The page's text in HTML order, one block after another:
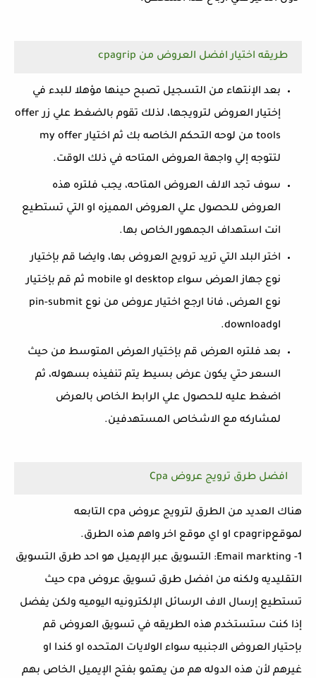
طريقه اختيار افضل العروض من cpagrip
بعد الإنتهاء من التسجيل تصبح حينها مؤهلا للبدء في
إختيار العروض لترويجها، لذلك تقوم بالضغط علي زر offer
tools من لوحه التحكم الخاصه بك ثم اختيار my offer
لتتوجه إلي واجهة العروض المتاحه في ذلك الوقت.
سوف تجد الالف العروض المتاحه، يجب فلتره هذه
العروض للحصول علي العروض المميزه او التي تستطيع
انت استهداف الجمهور الخاص بها.
اختر البلد التي تريد ترويج العروض بها، وايضا قم بإختيار
نوع جهاز العرض سواء desktop او mobile ثم قم بإختيار
نوع العرض، فانا ارجع اختيار عروض من نوع pin-submit
اوdownload.
بعد فلتره العرض قم بإختيار العرض المتوسط من حيث
السعر حتي يكون عرض بسيط يتم تنفيذه بسهوله، ثم
اضغط عليه للحصول علي الرابط الخاص بالعرض
لمشاركه مع الاشخاص المستهدفين.
افضل طرق ترويج عروض Cpa
هناك العديد من الطرق لترويج عروض cpa التابعه
لموقعcpagrip او اي موقع اخر واهم هذه الطرق.
1- Email markting: التسويق عبر الإيميل هو احد طرق التسويق
التقليديه ولكنه من افضل طرق تسويق عروض cpa حيث
تستطيع إرسال الاف الرسائل الإلكترونيه اليوميه ولكن يفضل
إذا كنت ستستخدم هذه الطريقه في تسويق العروض قم
بإحتيار العروض الاجنبيه سواء الولايات المتحده او كندا او
غيرهم لأن هذه الدوله هم من يهتمو بفتح الإيميل الخاص بهم